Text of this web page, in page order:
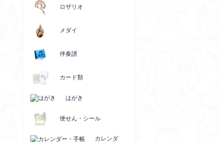
ロザリオ
メダイ
伴奏譜
カード類
はがき
便せん・シール
カレンダ